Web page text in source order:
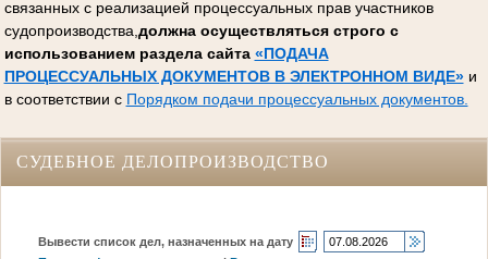
связанных с реализацией процессуальных прав участников
судопроизводства, должна осуществляться строго с
использованием раздела сайта «ПОДАЧА
ПРОЦЕССУАЛЬНЫХ ДОКУМЕНТОВ В ЭЛЕКТРОННОМ ВИДЕ» и
в соответствии с Порядком подачи процессуальных документов.
СУДЕБНОЕ ДЕЛОПРОИЗВОДСТВО
Вывести список дел, назначенных на дату